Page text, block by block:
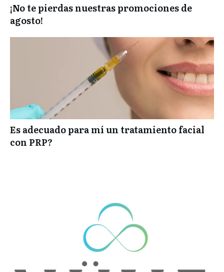
¡No te pierdas nuestras promociones de
agosto!
Es adecuado para mí un tratamiento facial
con PRP?